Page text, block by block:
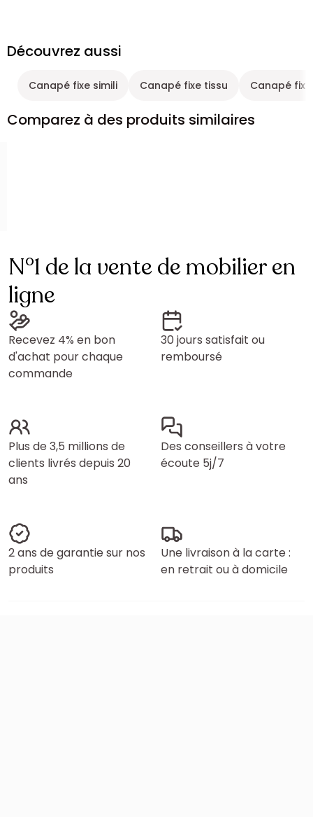
Découvrez aussi
Canapé fixe simili Canapé fixe tissu Canapé
Comparez à des produits similaires
N°1 de la vente de mobilier en
ligne
Recevez 4% en bon
d'achat pour chaque
commande
30 jours satisfait ou
remboursé
Plus de 3,5 millions de
clients livrés depuis 20
ans
Des conseillers à votre
écoute 5j/7
2 ans de garantie sur nos
produits
Une livraison à la carte :
en retrait ou à domicile